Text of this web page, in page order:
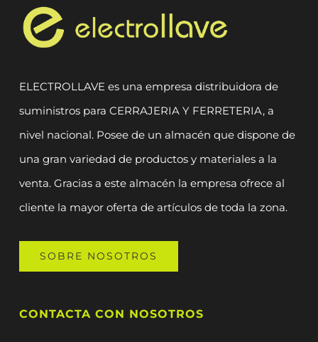
ELECTROLLAVE es una empresa distribuidora de
suministros para CERRAJERIA Y FERRETERIA, a
nivel nacional. Posee de un almacén que dispone de
una gran variedad de productos y materiales a la
venta. Gracias a este almacén la empresa ofrece al
cliente la mayor oferta de artículos de toda la zona.
SOBRE NOSOTROS
CONTACTA CON NOSOTROS